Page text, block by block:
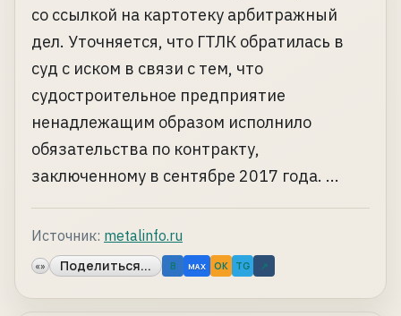
со ссылкой на картотеку арбитражный
дел. Уточняется, что ГТЛК обратилась в
суд с иском в связи с тем, что
судостроительное предприятие
ненадлежащим образом исполнило
обязательства по контракту,
заключенному в сентябре 2017 года. ...
Источник: metalinfo.ru
«» Поделиться... B MAX OK TG ↗